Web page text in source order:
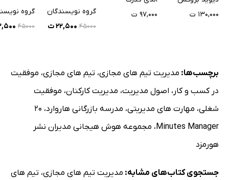
۱۳۰,۰۰۰ ت
۹۷,۰۰۰ ت
گروه نویسندگان
۴۵۰۰۰ ۲۲,۵۰۰ ت
گروه
۴۵۰۰۰
برچسب‌ها: مدیریت تیم های مجازی، تیم های مجازی، موفقیت
در کسب و کار ، اصول مدیریت، مدیریت کارکنان، موفقیت
شغلی، مهارت های مدیریتی، مدرسه بازرگانی هاروارد، 20
Minutes Manager، مجموعه هوش هیجانی مدیران نشر
هورمزد
جستجوی کتاب‌های مشابه: مدیریت تیم های مجازی، تیم های